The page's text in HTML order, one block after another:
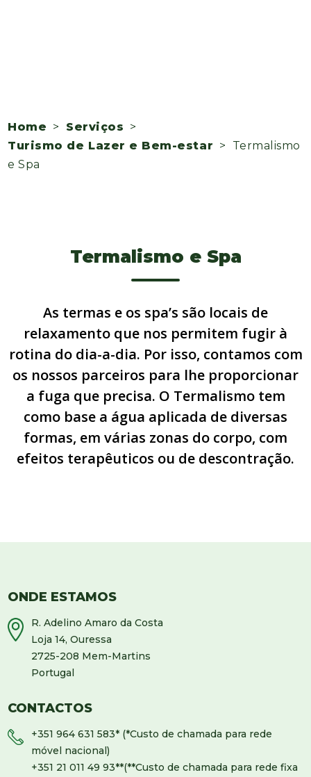
Home > Serviços >
Turismo de Lazer e Bem-estar > Termalismo
e Spa
Termalismo e Spa
As termas e os spa’s são locais de
relaxamento que nos permitem fugir à
rotina do dia-a-dia. Por isso, contamos com
os nossos parceiros para lhe proporcionar
a fuga que precisa. O Termalismo tem
como base a água aplicada de diversas
formas, em várias zonas do corpo, com
efeitos terapêuticos ou de descontração.
ONDE ESTAMOS
R. Adelino Amaro da Costa
Loja 14, Ouressa
2725-208 Mem-Martins
Portugal
CONTACTOS
+351 964 631 583* (*Custo de chamada para rede
móvel nacional)
+351 21 011 49 93**(**Custo de chamada para rede fixa